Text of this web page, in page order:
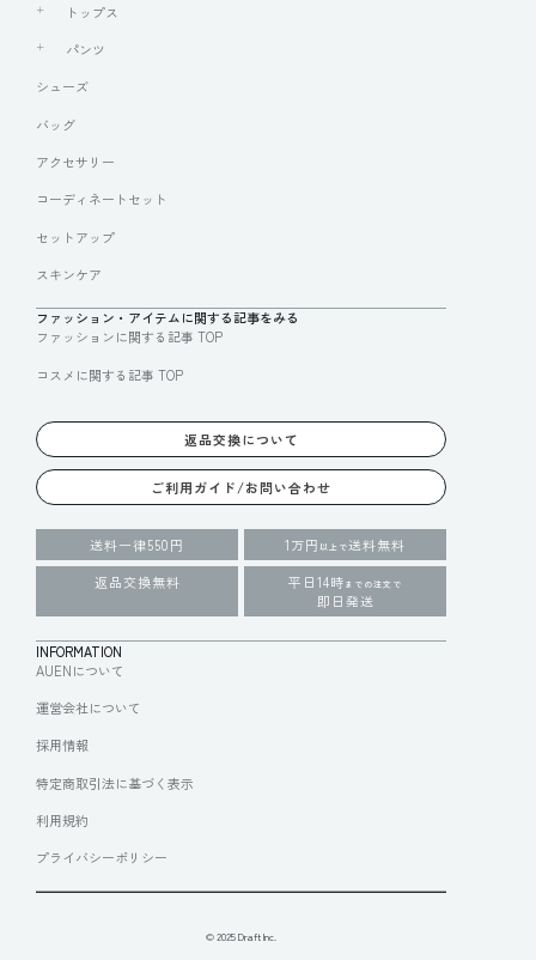
トップス
パンツ
シューズ
バッグ
アクセサリー
コーディネートセット
セットアップ
スキンケア
ファッション・アイテムに関する記事をみる
ファッションに関する記事 TOP
コスメに関する記事 TOP
返品交換について
ご利用ガイド/お問い合わせ
送料一律550円 1万円 以上で送料無料
返品交換無料
平日14時 までの注文で
即日発送
INFORMATION
AUENについて
運営会社について
採用情報
特定商取引法に基づく表示
利用規約
プライバシーポリシー
© 2025 Draft Inc.